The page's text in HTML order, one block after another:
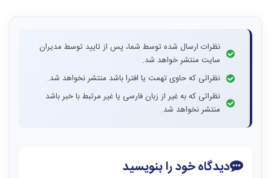
نظرات ارسال شده توسط شما، پس از تایید توسط مدیران
سایت منتشر خواهد شد.
نظراتی که حاوی تهمت یا افترا باشد منتشر نخواهد شد.
نظراتی که به غیر از زبان فارسی یا غیر مرتبط با خبر باشد
منتشر نخواهد شد.
دیدگاه خود را بنویسید